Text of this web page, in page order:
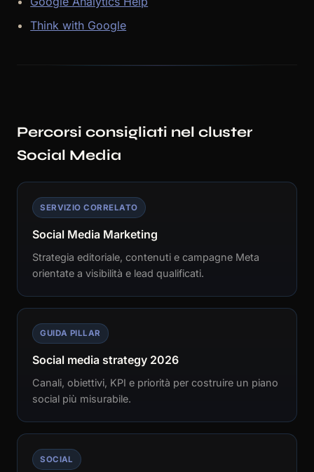
Think with Google
Percorsi consigliati nel cluster
Social Media
SERVIZIO CORRELATO
Social Media Marketing
Strategia editoriale, contenuti e campagne Meta
orientate a visibilità e lead qualificati.
GUIDA PILLAR
Social media strategy 2026
Canali, obiettivi, KPI e priorità per costruire un piano
social più misurabile.
SOCIAL